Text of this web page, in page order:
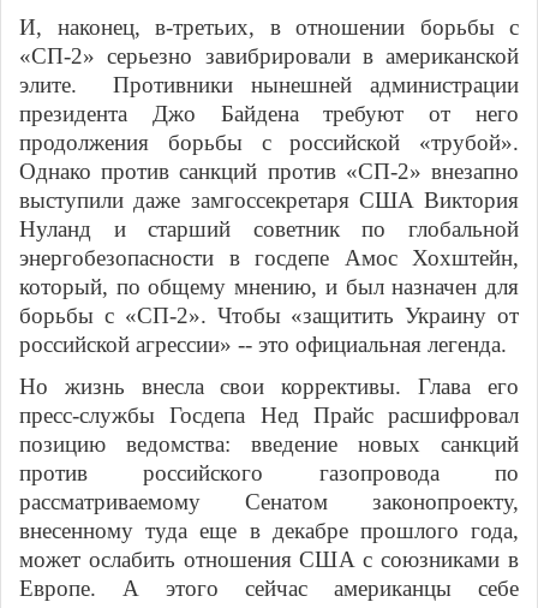
И, наконец, в-третьих, в отношении борьбы с
«СП-2» серьезно завибрировали в американской
элите. Противники нынешней администрации
президента Джо Байдена требуют от него
продолжения борьбы с российской «трубой».
Однако против санкций против «СП-2» внезапно
выступили даже замгоссекретаря США Виктория
Нуланд и старший советник по глобальной
энергобезопасности в госдепе Амос Хохштейн,
который, по общему мнению, и был назначен для
борьбы с «СП-2». Чтобы «защитить Украину от
российской агрессии» -- это официальная легенда.
Но жизнь внесла свои коррективы.Глава его
пресс-службы Госдепа Нед Прайс расшифровал
позицию ведомства: введение новых санкций
против российского газопровода по
рассматриваемому Сенатом законопроекту,
внесенному туда еще в декабре прошлого года,
может ослабить отношения США с союзниками в
Европе. А этого сейчас американцы себе